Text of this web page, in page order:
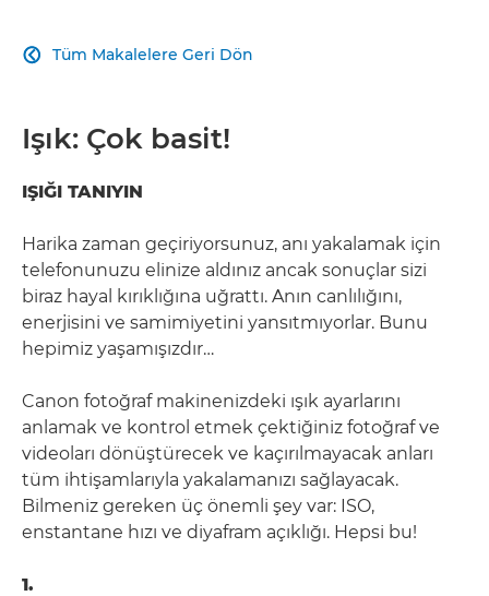
Tüm Makalelere Geri Dön

Işık: Çok basit!
IŞIĞI TANIYIN
Harika zaman geçiriyorsunuz, anı yakalamak için
telefonunuzu elinize aldınız ancak sonuçlar sizi
biraz hayal kırıklığına uğrattı. Anın canlılığını,
enerjisini ve samimiyetini yansıtmıyorlar. Bunu
hepimiz yaşamışızdır…
Canon fotoğraf makinenizdeki ışık ayarlarını
anlamak ve kontrol etmek çektiğiniz fotoğraf ve
videoları dönüştürecek ve kaçırılmayacak anları
tüm ihtişamlarıyla yakalamanızı sağlayacak.
Bilmeniz gereken üç önemli şey var: ISO,
enstantane hızı ve diyafram açıklığı. Hepsi bu!
1.